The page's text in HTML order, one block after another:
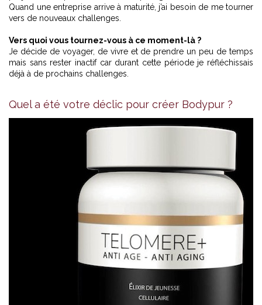
Quand une entreprise arrive à maturité, j’ai besoin de me tourner
vers de nouveaux challenges.
Vers quoi vous tournez-vous à ce moment-là ?
Je décide de voyager, de vivre et de prendre un peu de temps
mais sans rester inactif car durant cette période je réfléchissais
déjà à de prochains challenges.
Quel a été votre déclic pour créer Bodypur ?